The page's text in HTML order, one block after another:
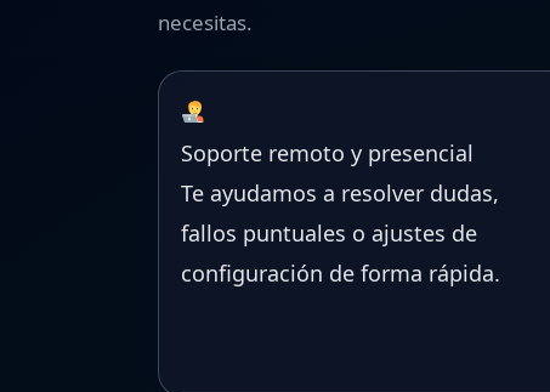
necesitas.
Soporte remoto y presencial
Te ayudamos a resolver dudas,
fallos puntuales o ajustes de
configuración de forma rápida.